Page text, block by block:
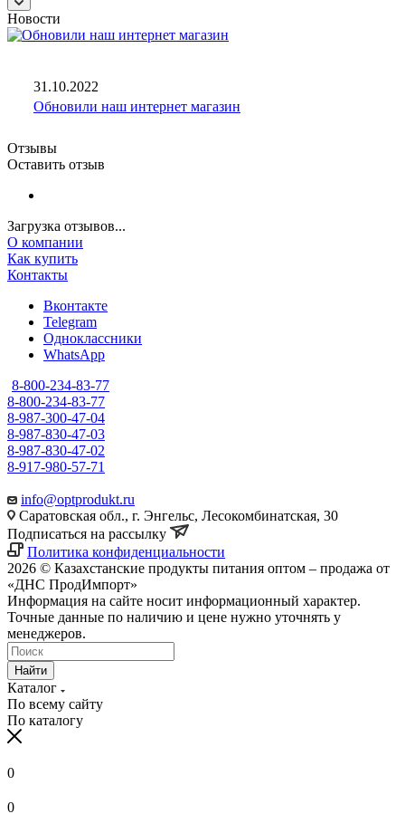
Новости
31.10.2022
Обновили наш интернет магазин
Отзывы
Оставить отзыв
Загрузка отзывов...
О компании
Как купить
Контакты
Вконтакте
Telegram
Одноклассники
WhatsApp
8-800-234-83-77
8-800-234-83-77
8-987-300-47-04
8-987-830-47-03
8-987-830-47-02
8-917-980-57-71
info@optprodukt.ru
Саратовская обл., г. Энгельс, Лесокомбинатская, 30
Подписаться на рассылку
Политика конфиденциальности
2026 © Казахстанские продукты питания оптом – продажа от
«ДНС ПродИмпорт»
Информация на сайте носит информационный характер.
Точные данные по наличию и цене нужно уточнять у
менеджеров.
Найти
Каталог
По всему сайту
По каталогу
0
0